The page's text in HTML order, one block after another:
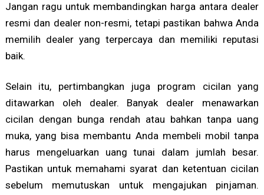
Jangan ragu untuk membandingkan harga antara dealer
resmi dan dealer non-resmi, tetapi pastikan bahwa Anda
memilih dealer yang terpercaya dan memiliki reputasi
baik.
Selain itu, pertimbangkan juga program cicilan yang
ditawarkan oleh dealer. Banyak dealer menawarkan
cicilan dengan bunga rendah atau bahkan tanpa uang
muka, yang bisa membantu Anda membeli mobil tanpa
harus mengeluarkan uang tunai dalam jumlah besar.
Pastikan untuk memahami syarat dan ketentuan cicilan
sebelum memutuskan untuk mengajukan pinjaman.